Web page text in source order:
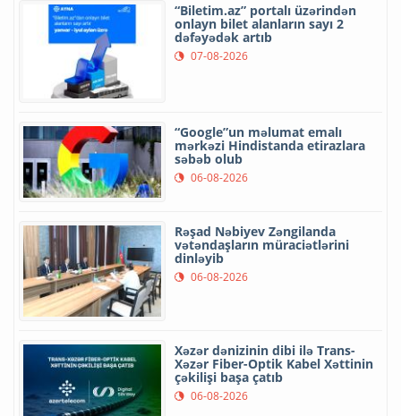
“Biletim.az” portalı üzərindən
onlayn bilet alanların sayı 2
dəfəyədək artıb
07-08-2026
“Google”un məlumat emalı
mərkəzi Hindistanda etirazlara
səbəb olub
06-08-2026
Rəşad Nəbiyev Zəngilanda
vətəndaşların müraciətlərini
dinləyib
06-08-2026
Xəzər dənizinin dibi ilə Trans-
Xəzər Fiber-Optik Kabel Xəttinin
çəkilişi başa çatıb
06-08-2026